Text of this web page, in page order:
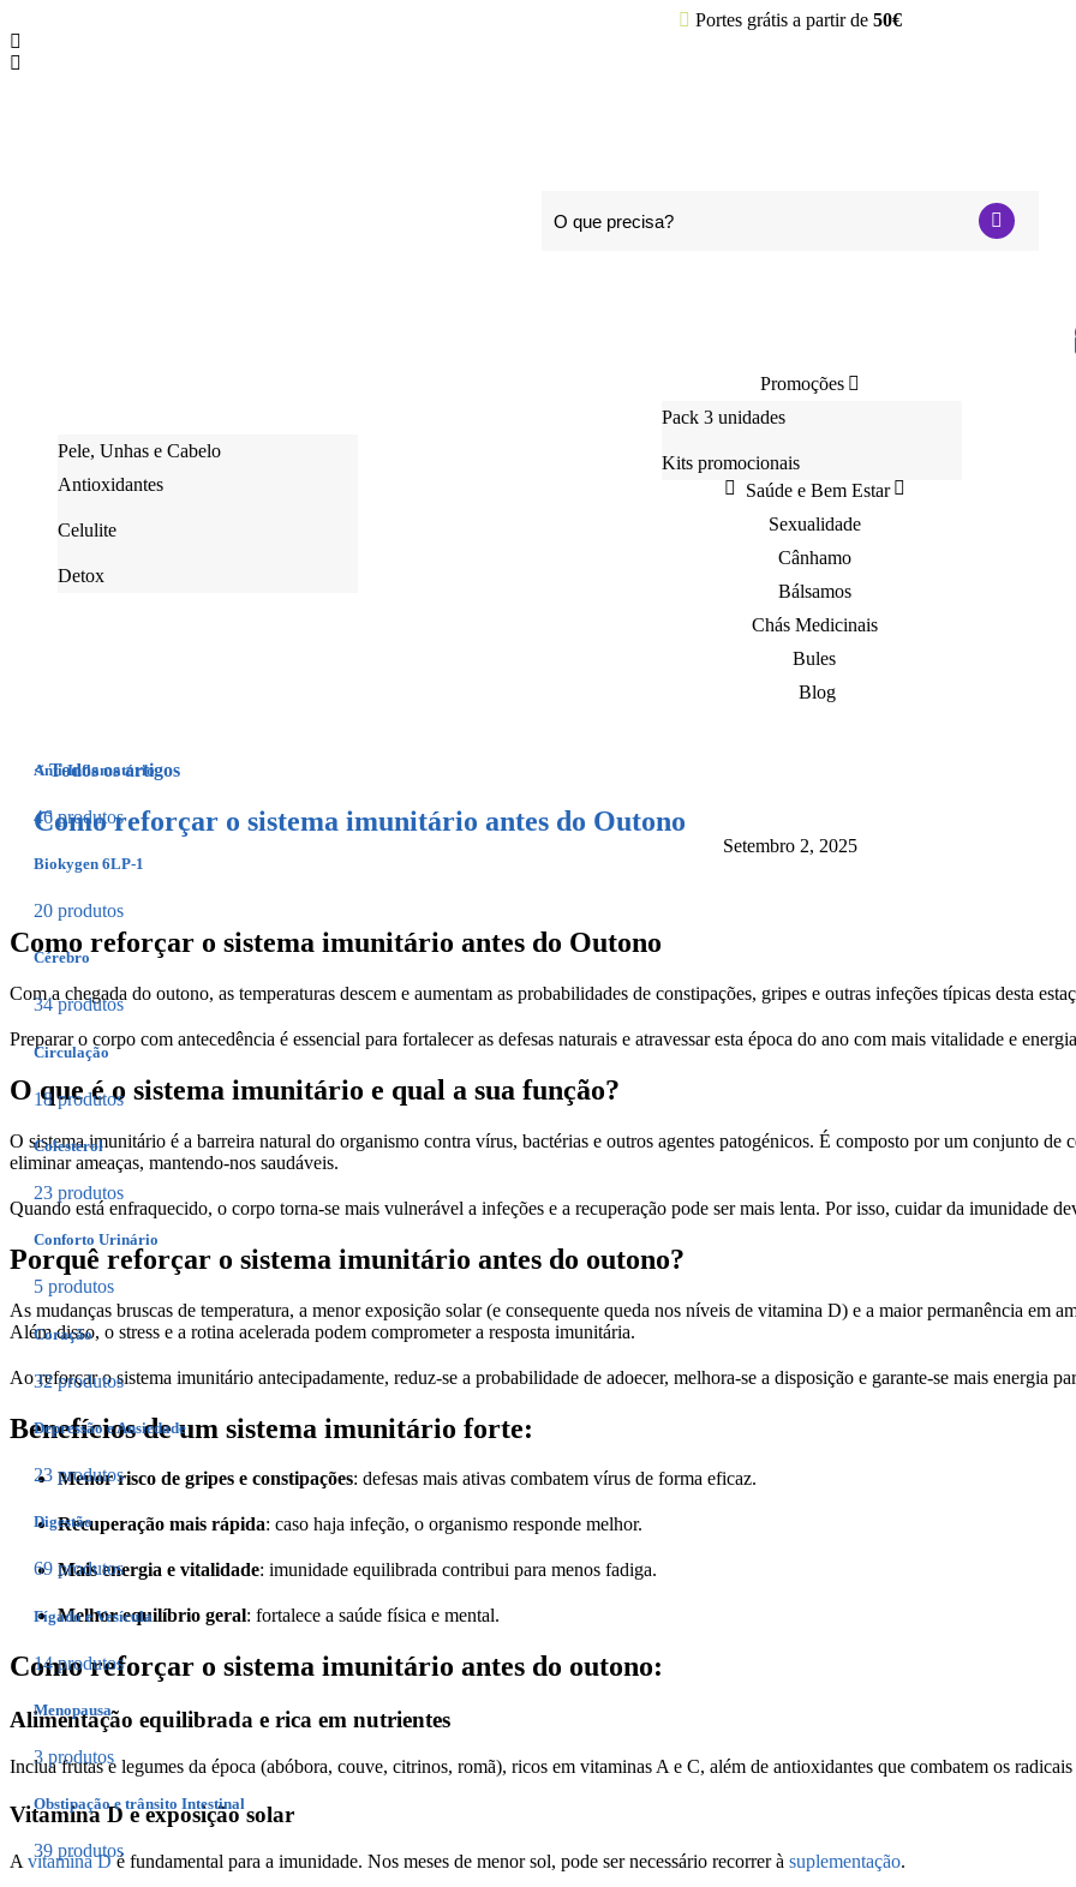
Portes grátis a partir de 50€
Promoções
Pack 3 unidades
Kits promocionais
Cosmética
Pele, Unhas e Cabelo
Antioxidantes
Celulite
Detox
Saúde e Bem Estar
Anti-Inflamatório
46 produtos
Biokygen 6LP-1
20 produtos
Cérebro
34 produtos
Circulação
18 produtos
Colesterol
23 produtos
Conforto Urinário
5 produtos
Coração
32 produtos
Depressão e Ansiedade
23 produtos
Digestão
69 produtos
Fígado e Vesícula
14 produtos
Menopausa
3 produtos
Obstipação e trânsito Intestinal
39 produtos
Sexualidade
Cânhamo
Bálsamos
Chás Medicinais
Bules
Blog
< Todos os artigos
Como reforçar o sistema imunitário antes do Outono
Setembro 2, 2025
Como reforçar o sistema imunitário antes do Outono
Com a chegada do outono, as temperaturas descem e aumentam as probabilidades de constipações, gripes e outras infeções típicas desta
Preparar o corpo com antecedência é essencial para fortalecer as defesas naturais e atravessar esta época do ano com mais vitalidade e
O que é o sistema imunitário e qual a sua função?
O sistema imunitário é a barreira natural do organismo contra vírus, bactérias e outros agentes patogénicos. É composto por um conjunto de
eliminar ameaças, mantendo-nos saudáveis.
Quando está enfraquecido, o corpo torna-se mais vulnerável a infeções e a recuperação pode ser mais lenta. Por isso, cuidar da imunidade
Porquê reforçar o sistema imunitário antes do outono?
As mudanças bruscas de temperatura, a menor exposição solar (e consequente queda nos níveis de vitamina D) e a maior permanência em
Além disso, o stress e a rotina acelerada podem comprometer a resposta imunitária.
Ao reforçar o sistema imunitário antecipadamente, reduz-se a probabilidade de adoecer, melhora-se a disposição e garante-se mais energia
Benefícios de um sistema imunitário forte:
Menor risco de gripes e constipações: defesas mais ativas combatem vírus de forma eficaz.
Recuperação mais rápida: caso haja infeção, o organismo responde melhor.
Mais energia e vitalidade: imunidade equilibrada contribui para menos fadiga.
Melhor equilíbrio geral: fortalece a saúde física e mental.
Como reforçar o sistema imunitário antes do outono:
Alimentação equilibrada e rica em nutrientes
Inclua frutas e legumes da época (abóbora, couve, citrinos, romã), ricos em vitaminas A e C, além de antioxidantes que combatem os
Vitamina D e exposição solar
A vitamina Dé fundamental para a imunidade. Nos meses de menor sol, pode ser necessário recorrer à suplementação.